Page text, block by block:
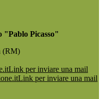
"Pablo Picasso"
(RM)
Link per inviare una mail
Link per inviare una mail